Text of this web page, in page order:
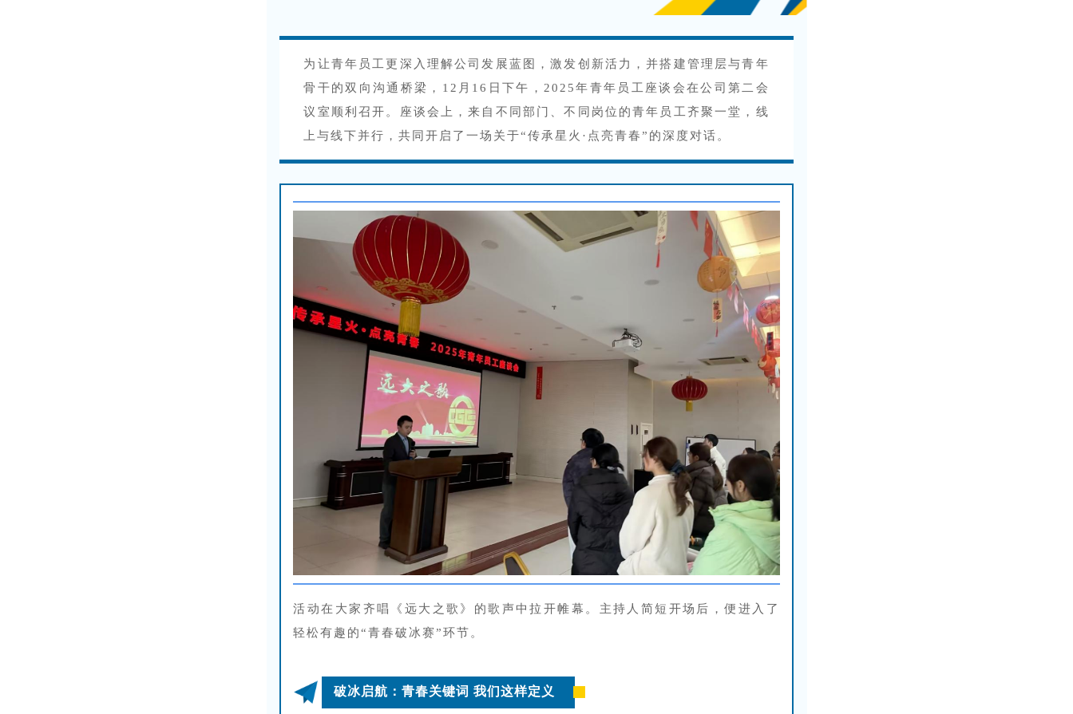
为让青年员工更深入理解公司发展蓝图，激发创新活力，并搭建管理层与青年
骨干的双向沟通桥梁，12月16日下午，2025年青年员工座谈会在公司第二会
议室顺利召开。座谈会上，来自不同部门、不同岗位的青年员工齐聚一堂，线
上与线下并行，共同开启了一场关于“传承星火·点亮青春”的深度对话。
活动在大家齐唱《远大之歌》的歌声中拉开帷幕。主持人简短开场后，便进入了
轻松有趣的“青春破冰赛”环节。
破冰启航：青春关键词 我们这样定义